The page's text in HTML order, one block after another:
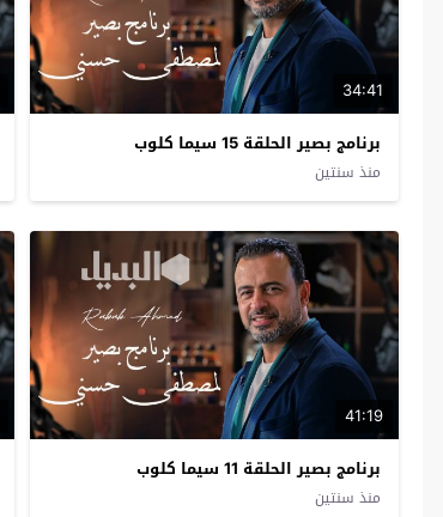
34:41
برنامج بصير الحلقة 15 سيما كلوب
منذ سنتين
41:19
برنامج بصير الحلقة 11 سيما كلوب
منذ سنتين